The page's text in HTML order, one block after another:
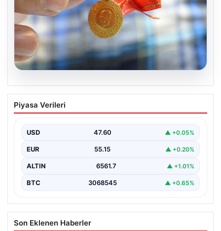
06.08.2026
Altın fiyatları canlı 8 Nisan 2026: Altın
fiyatları ne kadar oldu? Gram, çeyrek,
fiyatları
Piyasa Verileri
USD 47.60 ▲ +0.05%
EUR 55.15 ▲ +0.20%
ALTIN 6561.7 ▲ +1.01%
BTC 3068545 ▲ +0.65%
Son Eklenen Haberler